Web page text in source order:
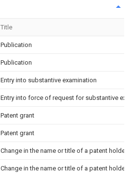
Title
Publication
Publication
Entry into substantive examination
Entry into force of request for substantive
Patent grant
Patent grant
Change in the name or title of a patent holder
Change in the name or title of a patent holder